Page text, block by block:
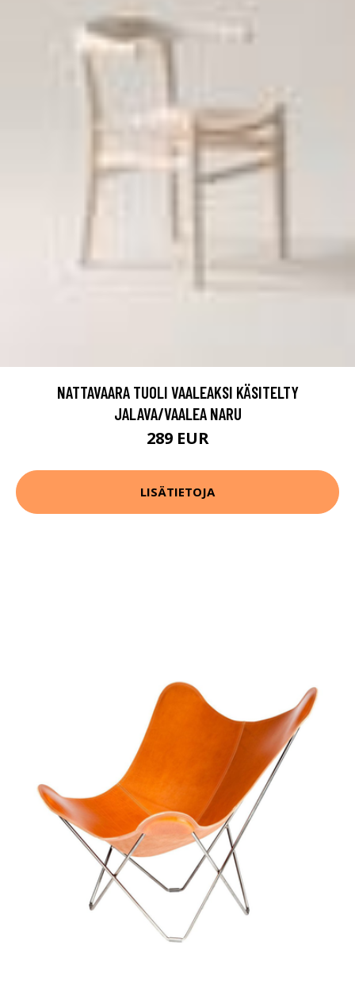
NATTAVAARA TUOLI VAALEAKSI KÄSITELTY
JALAVA/VAALEA NARU
289 EUR
LISÄTIETOJA